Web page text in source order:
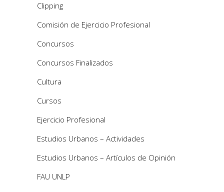
Clipping
Comisión de Ejercicio Profesional
Concursos
Concursos Finalizados
Cultura
Cursos
Ejercicio Profesional
Estudios Urbanos – Actividades
Estudios Urbanos – Artículos de Opinión
FAU UNLP